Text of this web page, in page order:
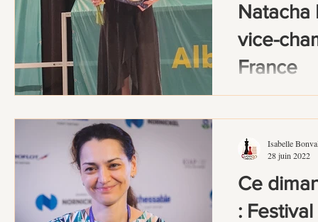
Natacha
vice-
France
Championnat de
elle...
Ce
:
Isabelle
28 juin 2022